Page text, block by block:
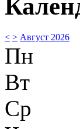
< > Август 2026
Пн
Вт
Ср